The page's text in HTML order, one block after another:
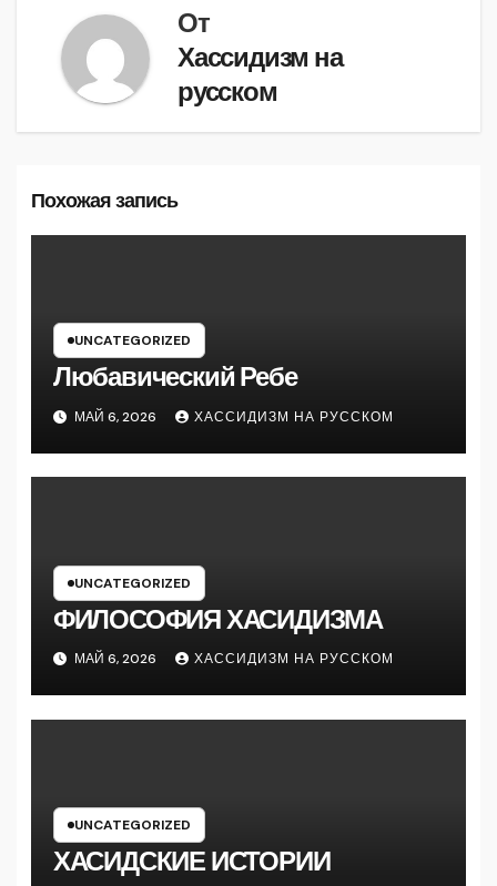
От
Хассидизм на
русском
Похожая запись
UNCATEGORIZED
Любавический Ребе
МАЙ 6, 2026 ХАССИДИЗМ НА РУССКОМ
UNCATEGORIZED
ФИЛОСОФИЯ ХАСИДИЗМА
МАЙ 6, 2026 ХАССИДИЗМ НА РУССКОМ
UNCATEGORIZED
ХАСИДСКИЕ ИСТОРИИ